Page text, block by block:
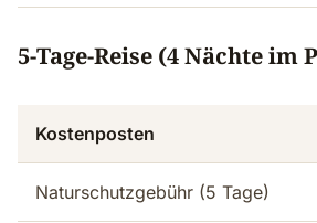
5-Tage-Reise (4 Nächte im
Kostenposten
Naturschutzgebühr (5 Tage)